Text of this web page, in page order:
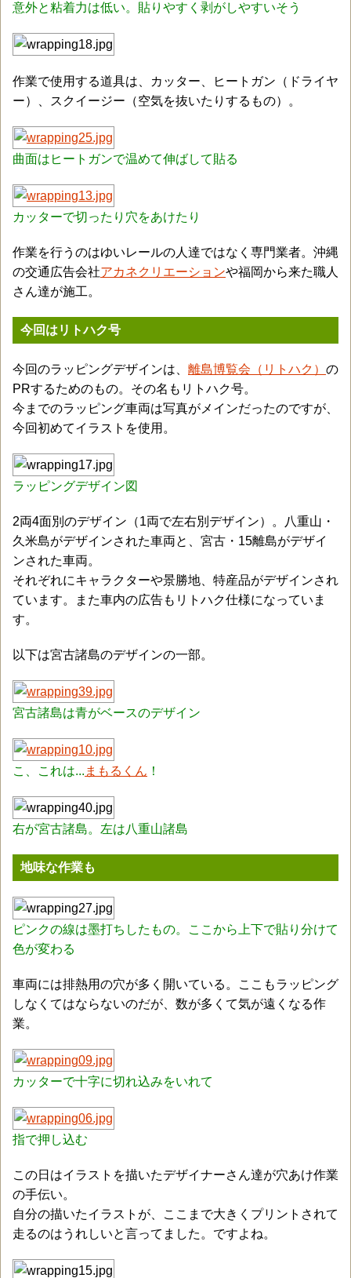
意外と粘着力は低い。貼りやすく剥がしやすいそう
作業で使用する道具は、カッター、ヒートガン（ドライヤ
ー）、スクイージー（空気を抜いたりするもの）。
曲面はヒートガンで温めて伸ばして貼る
カッターで切ったり穴をあけたり
作業を行うのはゆいレールの人達ではなく専門業者。沖縄
の交通広告会社アカネクリエーションや福岡から来た職人
さん達が施工。
今回はリトハク号
今回のラッピングデザインは、 離島博覧会（リトハク） の
PRするためのもの。その名もリトハク号。
今までのラッピング車両は写真がメインだったのですが、
今回初めてイラストを使用。
ラッピングデザイン図
2両4面別のデザイン（1両で左右別デザイン）。八重山・
久米島がデザインされた車両と、宮古・15離島がデザイ
ンされた車両。
それぞれにキャラクターや景勝地、特産品がデザインされ
ています。また車内の広告もリトハク仕様になっていま
す。
以下は宮古諸島のデザインの一部。
宮古諸島は青がベースのデザイン
こ、これは... まもるくん ！
右が宮古諸島。左は八重山諸島
地味な作業も
ピンクの線は墨打ちしたもの。ここから上下で貼り分けて
色が変わる
車両には排熱用の穴が多く開いている。ここもラッピング
しなくてはならないのだが、数が多くて気が遠くなる作
業。
カッターで十字に切れ込みをいれて
指で押し込む
この日はイラストを描いたデザイナーさん達が穴あけ作業
の手伝い。
自分の描いたイラストが、ここまで大きくプリントされて
走るのはうれしいと言ってました。ですよね。